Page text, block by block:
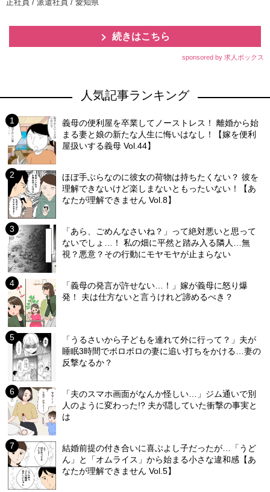
正社員 / 派遣社員 / 愛知県
続きはこちら
sponsored by 求人ボックス
人気記事ランキング
義母の便利屋を卒業してノーストレス！ 離婚から始
まる妻と娘の新たな人生に悔いはなし！【嫁を便利
屋扱いする義母 Vol.44】
ほぼ手ぶらなのに彼女の荷物は持ちたくない？ 彼を
理解できないけど楽しまないともったいない！【あ
なたが理解できません Vol.8】
「あら、ごめんなさいね？」って絶対悪いと思って
ないでしょ…！ 私の畑に平然と踏み入る隣人…無
視？悪意？その行動にモヤモヤが止まらない
「義母の発言が許せない…！」嫁が義母に怒り爆
発！ 夫は仕方ないと言うけれど諦めるべき？
「うるさいから子どもを連れて外に行って？」夫が
睡眠3時間でボロボロの妻に追い打ちをかける…妻の
反撃なるか？
「夫のスマホ画面がなんか怪しい…」ジム通いで別
人のように変わった!? 夫が隠していた衝撃の事実と
は
結婚前提の付き合いに喜ぶよし子だったが…「うど
ん」と「オムライス」から始まる小さな違和感【あ
なたが理解できません Vol.5】